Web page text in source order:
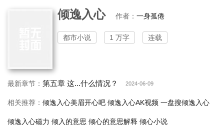
倾逸入心 作者： 一身孤倦
都市小说 1 万字 连载
最新章节： 第五章 这...什么情况？ 2024-06-09
相关推荐： 倾逸入心美眉开心吧 倾逸入心AK视频 一盘搜倾逸入心
倾逸入心磁力 倾入的意思 倾心的意思解释 倾心小说